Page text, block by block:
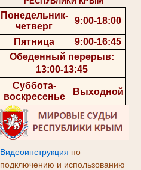
Понедельник-
четверг
9:00-18:00
Пятница
9:00-16:45
Обеденный перерыв:
13:00-13:45
Суббота-
воскресенье
Выходной
Видеоинструкция по
подключению и использованию